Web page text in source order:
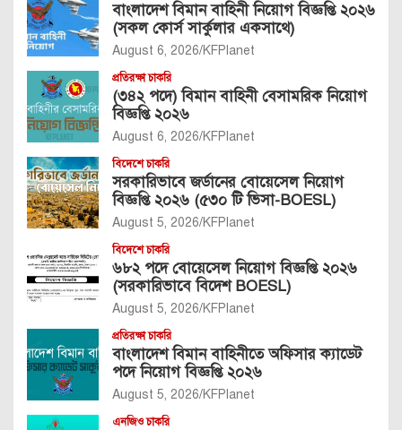
বাংলাদেশ বিমান বাহিনী নিয়োগ বিজ্ঞপ্তি ২০২৬
(সকল কোর্স সার্কুলার একসাথে)
August 6, 2026 KFPlanet
প্রতিরক্ষা চাকরি
(৩৪২ পদে) বিমান বাহিনী বেসামরিক নিয়োগ
বিজ্ঞপ্তি ২০২৬
August 6, 2026 KFPlanet
বিদেশে চাকরি
সরকারিভাবে জর্ডানের বোয়েসেল নিয়োগ
বিজ্ঞপ্তি ২০২৬ (৫৩০ টি ভিসা-BOESL)
August 5, 2026 KFPlanet
বিদেশে চাকরি
৬৮২ পদে বোয়েসেল নিয়োগ বিজ্ঞপ্তি ২০২৬
(সরকারিভাবে বিদেশ BOESL)
August 5, 2026 KFPlanet
প্রতিরক্ষা চাকরি
বাংলাদেশ বিমান বাহিনীতে অফিসার ক্যাডেট
পদে নিয়োগ বিজ্ঞপ্তি ২০২৬
August 5, 2026 KFPlanet
এনজিও চাকরি